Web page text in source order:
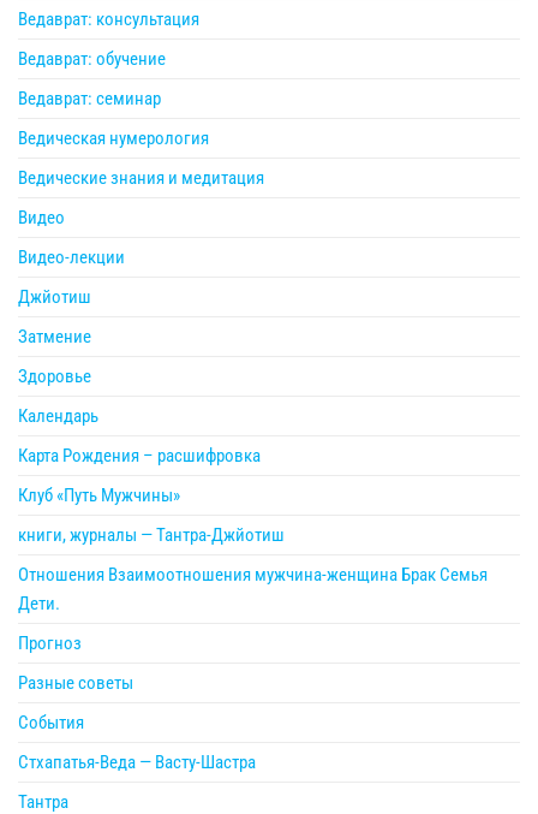
Ведаврат: консультация
Ведаврат: обучение
Ведаврат: семинар
Ведическая нумерология
Ведические знания и медитация
Видео
Видео-лекции
Джйотиш
Затмение
Здоровье
Календарь
Карта Рождения – расшифровка
Клуб «Путь Мужчины»
книги, журналы — Тантра-Джйотиш
Отношения Взаимоотношения мужчина-женщина Брак Семья
Дети.
Прогноз
Разные советы
События
Стхапатья-Веда — Васту-Шастра
Тантра